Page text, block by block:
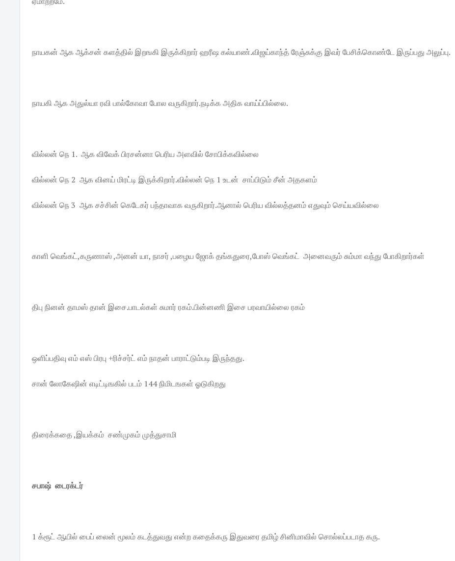
நாயகன் ஆக ஆக்சன் களத்தில் இறஙகி இருக்கிறார் ஹரீஷ கல்யாண்.விஜய்காந்த் ரேஞ்சுக்கு இவர் பேசிக்கொண்டே இருப்பது அலுப்பு.
நாயகி ஆக அதுல்யா ரவி பால்கோவா போல வருகிறார்.நடிக்க அதிக வாய்ப்பில்லை.
வில்லன் நெ 1. ஆக விவேக் பிரசன்னா பெரிய அளவில் சோபிக்கவில்லை
வில்லன் நெ 2 ஆக வினய் மிரட்டி இருக்கிறார்.வில்லன் நெ 1 உடன் சாப்பிடும் சீன் அதகளம்
வில்லன் நெ 3 ஆக சச்சின் கெடேகர் பந்தாவாக வருகிறார்.ஆனால் பெரிய வில்லத்தனம் எதுவும் செய்யவில்லை
காளி வெங்கட்,கருணாஸ் ,அனன் யா, நாசர் ,பழைய ஜோக் தங்கதுரை,போஸ் வெங்கட் அனைவரும் சும்மா வந்து போகிறார்கள்
திபு நினன் தாமஸ் தான் இசை.பாடல்கள் சுமார் ரகம்.பின்னணி இசை பரவாயில்லை ரகம்
ஒளிப்பதிவு எம் எஸ் பிரபு +ரிச்சர்ட் எம் நாதன் பாராட்டும்படி இருந்தது.
சான் லோகேஷின் எடிட்டிஙகில் படம் 144 நிமிடஙகள் ஓடுகிறது
திரைக்கதை ,இயக்கம் சண்முகம் முத்துசாமி
சபாஷ் டைரக்டர்
1 க்ரூட் ஆயில் பைப் லைன் மூலம் கடத்துவது என்ற கதைக்கரு இதுவரை தமிழ் சினிமாவில் சொல்லப்படாத கரு.